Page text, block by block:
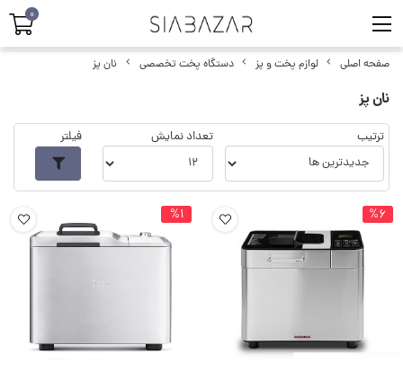
صفحه اصلی لوازم پخت و پز دستگاه پخت تخصصی نان پز
نان پز
ترتیب تعداد نمایش فیلتر
%6
%1
0